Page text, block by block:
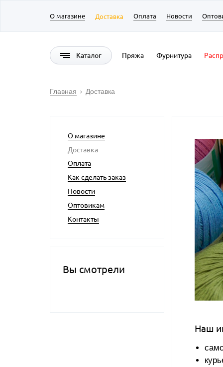
О магазине Доставка Оплата Новости
Каталог Пряжа Фурнитура
Главная Доставка
О магазине
Доставка
Оплата
Как сделать заказ
Новости
Оптовикам
Контакты
Вы смотрели
Наш